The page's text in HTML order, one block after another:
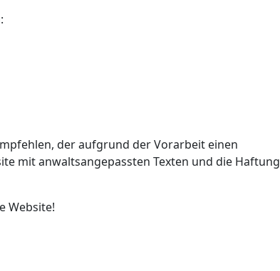
der aufgrund der Vorarbeit einen
mit anwaltsangepassten Texten und die Haftung
Website!